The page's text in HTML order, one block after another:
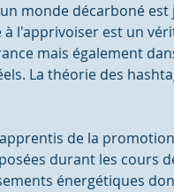
monde décarboné
l'apprivoiser est un
mais également
La théorie des
de la
durant les cours
énergétiques